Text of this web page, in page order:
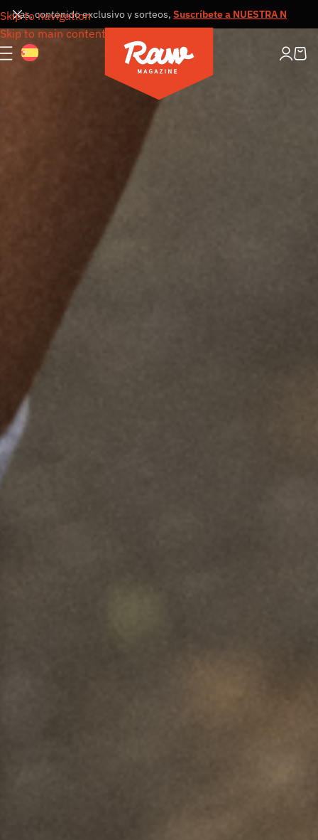
Skip to navigation
Skip to main content
exclusivo y sorteos,Suscríbete a NUESTRA NEWSLETTER